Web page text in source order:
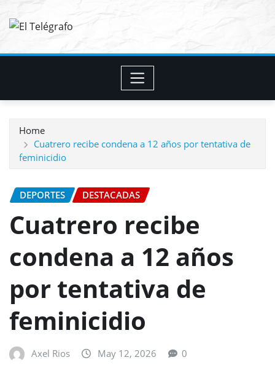
Home
Cuatrero recibe condena a 12 años por tentativa de
feminicidio
DEPORTES DESTACADAS
Cuatrero recibe
condena a 12 años
por tentativa de
feminicidio
Axel Rios May 12, 2026 0